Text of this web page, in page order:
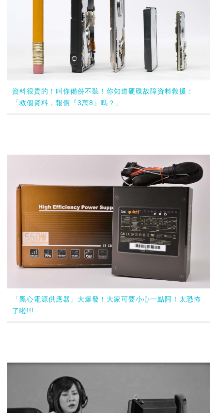
資料很貴的！叫你備份不聽！你知道硬碟故障資料救援：
「救個資料，報價『3萬8』嗎？」
「黑心電源供應器」大爆發！大家可要小心一點阿！太恐怖
了啦!!!